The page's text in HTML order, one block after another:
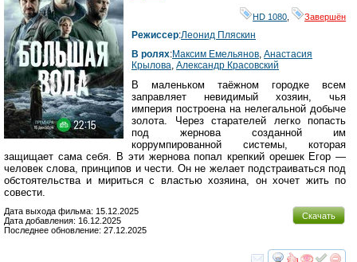
HD 1080 Завершён
Режиссер:Леонид Пляскин
В ролях:Максим Емельянов Анастасия
Крылова Александр Красовский
В маленьком таёжном городке всем
заправляет невидимый хозяин, чья
империя построена на нелегальной добыче
золота. Через старателей легко попасть
под жернова созданной им
коррумпированной системы, которая
защищает сама себя. В эти жернова попал крепкий орешек Егор —
человек слова, принципов и чести. Он не желает подстраиваться под
обстоятельства и мириться с властью хозяина, он хочет жить по
совести.
Скачать
Дата выхода фильма: 15.12.2025
Дата добавления: 16.12.2025
Последнее обновление: 27.12.2025